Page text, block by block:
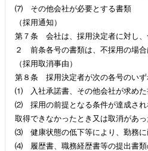
⑺ その他会社が必要とする書類
（採用通知）
第７条 会社は、採用決定者に対し、
２ 前条各号の書類は、不採用の場合
（採用取消事由）
第８条 採用決定者が次の各号のい
⑴ 入社承諾書、その他会社が求めた
⑵ 採用の前提となる条件が達成され
取得できなかったとき又は取消があっ
⑶ 健康状態の低下等により、勤務に
⑷ 履歴書、職務経歴書等の提出書類